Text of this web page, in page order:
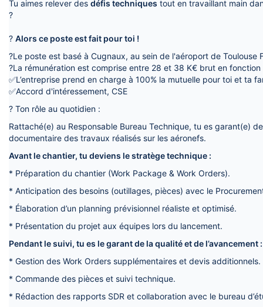
Tu aimes relever des défis techniques tout en travaillant main
?
? Alors ce poste est fait pour toi !
?Le poste est basé à Cugnaux, au sein de l'aéroport de Toulouse
?La rémunération est comprise entre 28 et 38 K€ brut en
✅L’entreprise prend en charge à 100% la mutuelle pour toi et ta
✅Accord d'intéressement, CSE
? Ton rôle au quotidien :
Rattaché(e) au Responsable Bureau Technique, tu es garant(e)
documentaire des travaux réalisés sur les aéronefs.
Avant le chantier, tu deviens le stratège technique :
* Préparation du chantier (Work Package & Work Orders).
* Anticipation des besoins (outillages, pièces) avec le
* Élaboration d’un planning prévisionnel réaliste et optimisé.
* Présentation du projet aux équipes lors du lancement.
Pendant le suivi, tu es le garant de la qualité et de l’avancement :
* Gestion des Work Orders supplémentaires et devis additionnels.
* Commande des pièces et suivi technique.
* Rédaction des rapports SDR et collaboration avec le bureau